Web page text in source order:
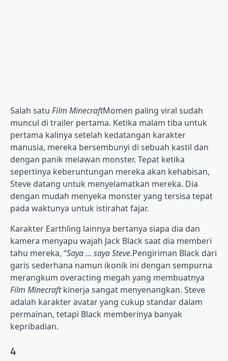
Salah satu Film MinecraftMomen paling viral sudah
muncul di trailer pertama. Ketika malam tiba untuk
pertama kalinya setelah kedatangan karakter
manusia, mereka bersembunyi di sebuah kastil dan
dengan panik melawan monster. Tepat ketika
sepertinya keberuntungan mereka akan kehabisan,
Steve datang untuk menyelamatkan mereka. Dia
dengan mudah menyeka monster yang tersisa tepat
pada waktunya untuk istirahat fajar.
Karakter Earthling lainnya bertanya siapa dia dan
kamera menyapu wajah Jack Black saat dia memberi
tahu mereka, “Saya … saya Steve.Pengiriman Black dari
garis sederhana namun ikonik ini dengan sempurna
merangkum overacting megah yang membuatnya
Film Minecraftkinerja sangat menyenangkan. Steve
adalah karakter avatar yang cukup standar dalam
permainan, tetapi Black memberinya banyak
kepribadian.
4